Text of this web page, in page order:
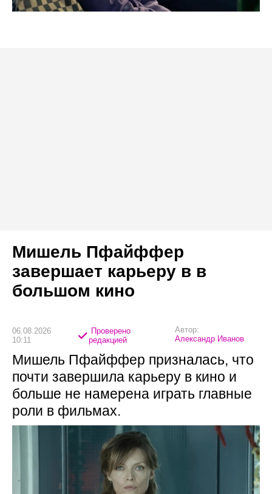
Мишель Пфайффер
завершает карьеру в в
большом кино
06.08.2026
10:11
Проверено
редакцией
Автор:
Александр Иванов
Мишель Пфайффер призналась, что
почти завершила карьеру в кино и
больше не намерена играть главные
роли в фильмах.